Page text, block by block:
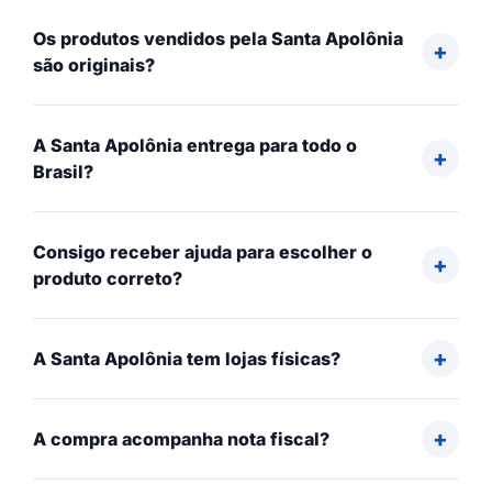
Os produtos vendidos pela Santa Apolônia
são originais?
A Santa Apolônia entrega para todo o
Brasil?
Consigo receber ajuda para escolher o
produto correto?
A Santa Apolônia tem lojas físicas?
A compra acompanha nota fiscal?